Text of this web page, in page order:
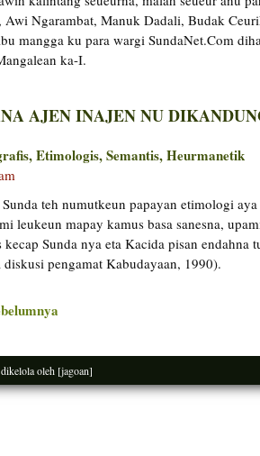
Ngarambat, Manuk Dadali, Budak
mangga ku para wargi SundaNet.Com
ka-I.
AJEN INAJEN NU
Etimologis, Semantis, Heurmanetik
teh numutkeun papayan etimologi
leukeun mapay kamus basa sanesna,
kecap Sunda nya eta Kacida pisan
diskusi pengamat Kabudayaan, 1990).
oleh [jagoan]